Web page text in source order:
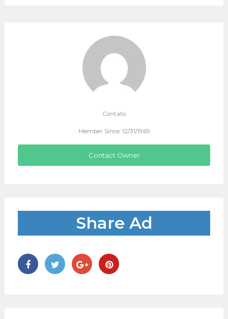
Contato
Member Since: 12/31/1969
Contact Owner
Share Ad